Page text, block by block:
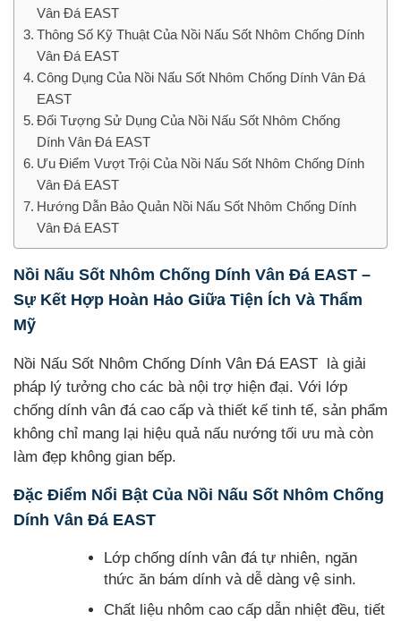
Vân Đá EAST
Thông Số Kỹ Thuật Của Nồi Nấu Sốt Nhôm Chống Dính
Vân Đá EAST
Công Dụng Của Nồi Nấu Sốt Nhôm Chống Dính Vân Đá
EAST
Đối Tượng Sử Dụng Của Nồi Nấu Sốt Nhôm Chống
Dính Vân Đá EAST
Ưu Điểm Vượt Trội Của Nồi Nấu Sốt Nhôm Chống Dính
Vân Đá EAST
Hướng Dẫn Bảo Quản Nồi Nấu Sốt Nhôm Chống Dính
Vân Đá EAST
Nồi Nấu Sốt Nhôm Chống Dính Vân Đá EAST –
Sự Kết Hợp Hoàn Hảo Giữa Tiện Ích Và Thẩm
Mỹ
Nồi Nấu Sốt Nhôm Chống Dính Vân Đá EAST là giải
pháp lý tưởng cho các bà nội trợ hiện đại. Với lớp
chống dính vân đá cao cấp và thiết kế tinh tế, sản phẩm
không chỉ mang lại hiệu quả nấu nướng tối ưu mà còn
làm đẹp không gian bếp.
Đặc Điểm Nổi Bật Của Nồi Nấu Sốt Nhôm Chống
Dính Vân Đá EAST
Lớp chống dính vân đá tự nhiên, ngăn
thức ăn bám dính và dễ dàng vệ sinh.
Chất liệu nhôm cao cấp dẫn nhiệt đều, tiết